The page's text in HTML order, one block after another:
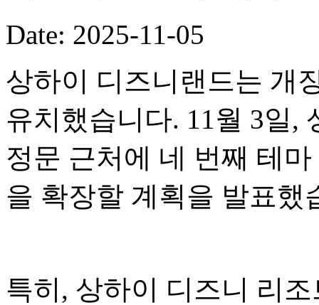
Date: 2025-11-05
상하이 디즈니랜드는 개
유치했습니다. 11월 3일,
정문 근처에 네 번째 테
을 확장할 계획을 발표했
특히, 상하이 디즈니 리